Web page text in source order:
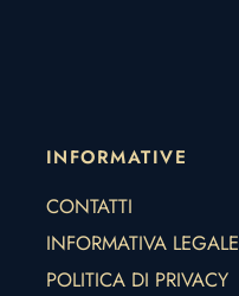
INFORMATIVE
CONTATTI
INFORMATIVA LEGALE
POLITICA DI PRIVACY